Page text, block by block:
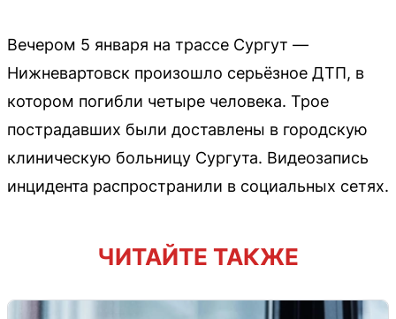
Вечером 5 января на трассе Сургут —
Нижневартовск произошло серьёзное ДТП, в
котором погибли четыре человека. Трое
пострадавших были доставлены в городскую
клиническую больницу Сургута. Видеозапись
инцидента распространили в социальных сетях.
ЧИТАЙТЕ ТАКЖЕ